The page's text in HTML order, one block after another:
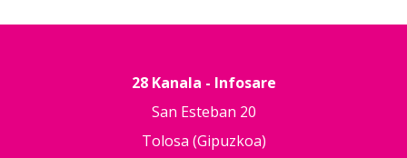
28 Kanala - Infosare
San Esteban 20
Tolosa (Gipuzkoa)